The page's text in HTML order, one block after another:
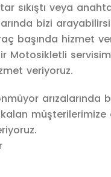
sıkıştı veya anahtar
bizi
başında hizmet
Motosikletli
veriyoruz.
arızalarında
müşterilerimize